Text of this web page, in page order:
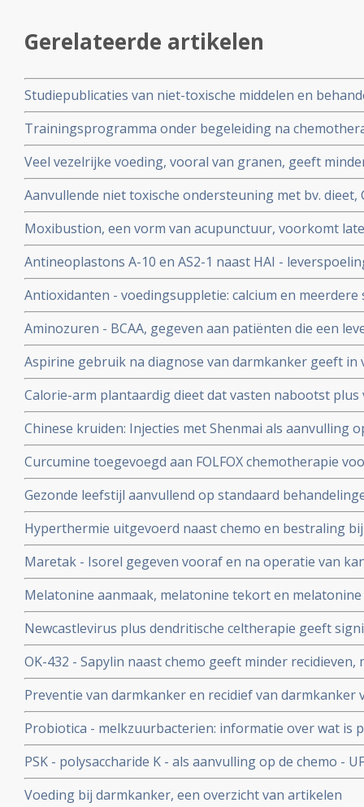
Gerelateerde artikelen
Studiepublicaties van niet-toxische middelen en
arts-bioloog drs. Engelbert Valstar, gerelateerd aan
Trainingsprogramma onder begeleiding na
langere kankervrije overleving bij
fase III studie
Veel vezelrijke voeding, vooral van granen, geeft
overleving en betere specifieke overleving van
met weinig vezelrijke voeding.
Aanvullende niet toxische ondersteuning met bv.
yoga enz. naast reguliere behandelingen bij
overlijden met 26 procent op 5 jaar.
Moxibustion, een vorm van acupunctuur, voorkomt
irinotecan veroorzaakt bij patienten met gevorderde
Antineoplastons A-10 en AS2-1 naast HAI -
leveruitzaaiingen vanuit darmkanker zorgen voor
(plus 28 procent) en overall overleving op 5 jaar
Antioxidanten - voedingsuppletie: calcium en
positief effect op een behandeling en ter voorkoming
Aminozuren - BCAA, gegeven aan patiënten die een
TACE - LITT - ondergaan, verkort significant de
vermindert significant complicaties en versnelt herstel
Aspirine gebruik na diagnose van darmkanker geeft in
aspirinegebruik een betere overleving met 12,5
Calorie-arm plantaardig dieet dat vasten nabootst
blijkt uitstekende niet-toxische behandeling voor
spijsverteringskanker, waaronder darmkanker en
Chinese kruiden: Injecties met Shenmai als aanvulling
FU bij gevorderde darmkanker geeft een significant
significant betere kwaliteit van leven
Curcumine toegevoegd aan FOLFOX chemotherapie
stadium IV geeft veel langere mediane overall
Gezonde leefstijl aanvullend op standaard
kans op recidief en overlijden voor
Hyperthermie uitgevoerd naast chemo en bestraling
ziektevrije periode en meer overlevingen en bespaart
daarmee de anale functies.
Maretak - Isorel gegeven vooraf en na operatie van
spijsverteringskanker geeft significant betere
kwaliteit van leven
Melatonine aanmaak, melatonine tekort en
ons immuunsysteem en preventie en behandelen van
waaronder slokdarmkanker copy 1
Newcastlevirus plus dendritische celtherapie geeft
langere overleving - bij patiënten met uitgezaaide
OK-432 - Sapylin naast chemo geeft minder
lever bij een recidief en betere driejaars overleving
darmkanker stadium II en III copy 1
Preventie van darmkanker en recidief van
middelen en specifieke voedingstoffen is heel goed
voor.
Probiotica - melkzuurbacterien: informatie over wat is
probiotica bij o.a. darmkanker en ziekte van Crohn
PSK - polysaccharide K - als aanvulling op de chemo -
bij darmkanker stadium II en III significant betere
definitieve overleving
Voeding bij darmkanker, een overzicht van artikelen